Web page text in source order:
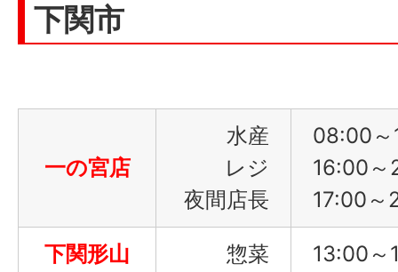
下関市
一の宮店
水産
レジ
夜間店長
08:00
16:00
17:00～
下関形山
惣菜
13:00～